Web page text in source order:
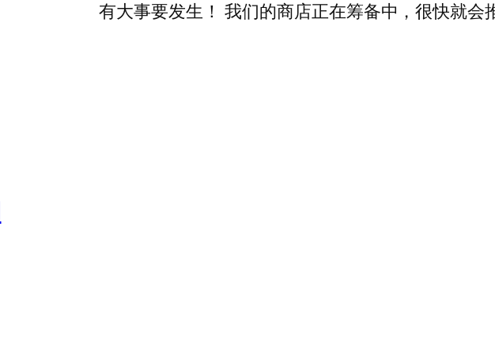
有大事要发生！ 我们的商店正在筹备中，很快就会